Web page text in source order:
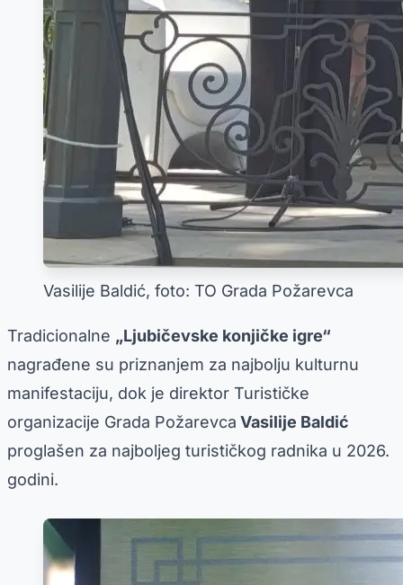
Vasilije Baldić, foto: TO Grada Požarevca
Tradicionalne „Ljubičevske konjičke igre“
nagrađene su priznanjem za najbolju kulturnu
manifestaciju, dok je direktor Turističke
organizacije Grada Požarevca Vasilije Baldić
proglašen za najboljeg turističkog radnika u 2026.
godini.